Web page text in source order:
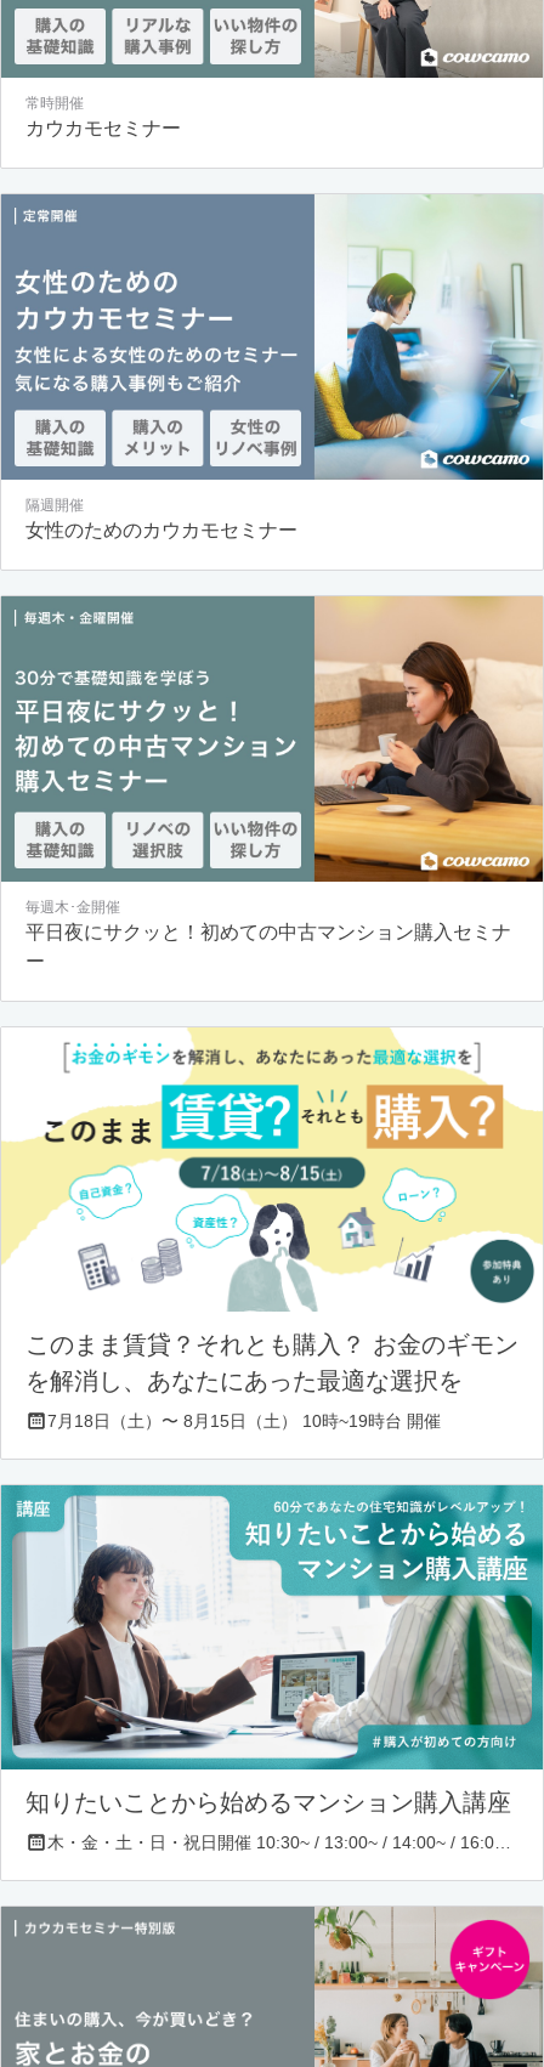
常時開催
カウカモセミナー
隔週開催
女性のためのカウカモセミナー
毎週木･金開催
平日夜にサクッと！初めての中古マンション購入セミナ
ー
このまま賃貸？それとも購入？ お金のギモン
を解消し、あなたにあった最適な選択を
7月18日（土）〜 8月15日（土） 10時~19時台 開催
知りたいことから始めるマンション購入講座